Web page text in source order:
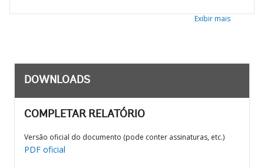
Exibir mais
DOWNLOADS
COMPLETAR RELATÓRIO
Versão oficial do documento (pode conter assinaturas, etc.)
PDF oficial